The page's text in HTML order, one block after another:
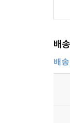
배
배